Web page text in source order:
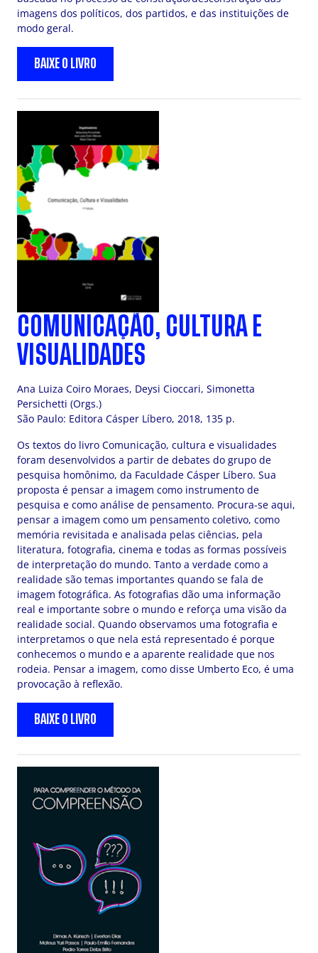
imagens dos políticos, dos partidos, e das instituições de
modo geral.
BAIXE O LIVRO
COMUNICAÇÃO, CULTURA E
VISUALIDADES
Ana Luiza Coiro Moraes, Deysi Cioccari, Simonetta
Persichetti (Orgs.)
São Paulo: Editora Cásper Líbero, 2018, 135 p.
Os textos do livro Comunicação, cultura e visualidades
foram desenvolvidos a partir de debates do grupo de
pesquisa homônimo, da Faculdade Cásper Líbero. Sua
proposta é pensar a imagem como instrumento de
pesquisa e como análise de pensamento. Procura-se aqui,
pensar a imagem como um pensamento coletivo, como
memória revisitada e analisada pelas ciências, pela
literatura, fotografia, cinema e todas as formas possíveis
de interpretação do mundo. Tanto a verdade como a
realidade são temas importantes quando se fala de
imagem fotográfica. As fotografias dão uma informação
real e importante sobre o mundo e reforça uma visão da
realidade social. Quando observamos uma fotografia e
interpretamos o que nela está representado é porque
conhecemos o mundo e a aparente realidade que nos
rodeia. Pensar a imagem, como disse Umberto Eco, é uma
provocação à reflexão.
BAIXE O LIVRO